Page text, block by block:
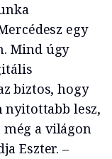
egy
Mind úgy
biztos, hogy
nyitottabb lesz,
a világon
Eszter. –